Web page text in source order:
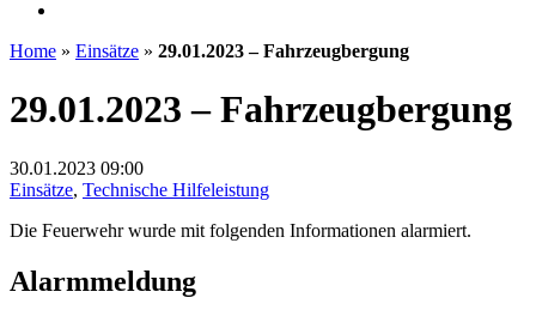
Home » Einsätze » 29.01.2023 – Fahrzeugbergung
29.01.2023 – Fahrzeugbergung
30.01.2023 09:00
Einsätze, Technische Hilfeleistung
Die Feuerwehr wurde mit folgenden Informationen alarmiert.
Alarmmeldung